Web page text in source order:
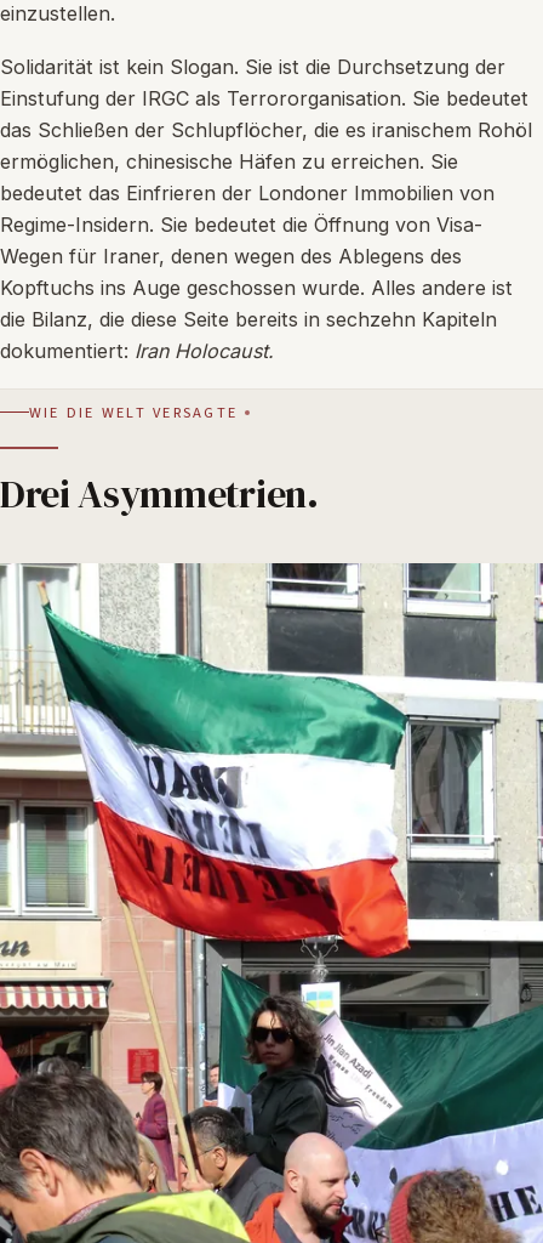
einzustellen.
Solidarität ist kein Slogan. Sie ist die Durchsetzung der
Einstufung der IRGC als Terrororganisation. Sie bedeutet
das Schließen der Schlupflöcher, die es iranischem Rohöl
ermöglichen, chinesische Häfen zu erreichen. Sie
bedeutet das Einfrieren der Londoner Immobilien von
Regime-Insidern. Sie bedeutet die Öffnung von Visa-
Wegen für Iraner, denen wegen des Ablegens des
Kopftuchs ins Auge geschossen wurde. Alles andere ist
die Bilanz, die diese Seite bereits in sechzehn Kapiteln
dokumentiert: Iran Holocaust.
WIE DIE WELT VERSAGTE
Drei Asymmetrien.